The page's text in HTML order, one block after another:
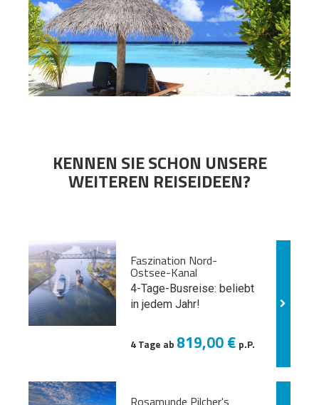
KENNEN SIE SCHON UNSERE
WEITEREN REISEIDEEN?
Faszination Nord-
Ostsee-Kanal
4-Tage-Busreise: beliebt
in jedem Jahr!
4 Tage ab 819,00 € p.P.
Rosamunde Pilcher's